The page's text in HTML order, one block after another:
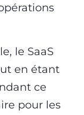
le SaaS
en étant
ce
pour les